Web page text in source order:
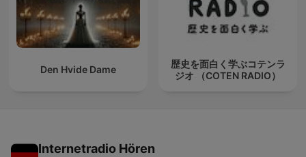
Den Hvide Dame
歴史を面白く学ぶコテンラ
ジオ （COTEN RADIO）
Internetradio Hören